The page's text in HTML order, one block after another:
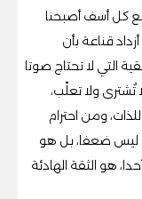
كل أسف أصبحنا
قناعة بأن
التي لا تحتاج صوتا
تُشترى ولا تعلّب،
ومن احترام
ليس ضعفا، بل هو
هو الثقة الهادئة